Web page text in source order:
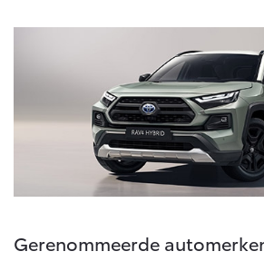
Vanaf € 37.995,- Vanaf
BATTERIJ-ELEKTRISCH
bZ4X
Abonnementen
Multimedia
Connected check
Navigatie updates
Gerenommeerde